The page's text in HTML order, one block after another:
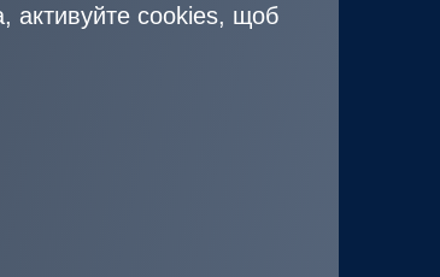
активуйте cookies, щоб